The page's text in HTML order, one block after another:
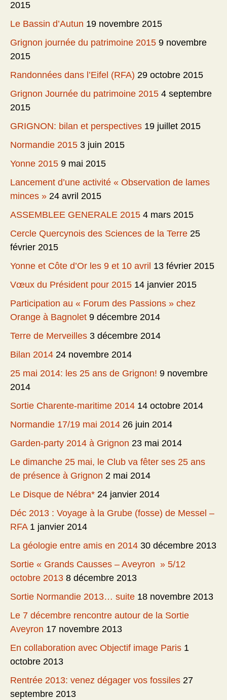
2015
Le Bassin d’Autun 19 novembre 2015
Grignon journée du patrimoine 2015 9 novembre
2015
Randonnées dans l’Eifel (RFA) 29 octobre 2015
Grignon Journée du patrimoine 2015 4 septembre
2015
GRIGNON: bilan et perspectives 19 juillet 2015
Normandie 2015 3 juin 2015
Yonne 2015 9 mai 2015
Lancement d’une activité « Observation de lames
minces » 24 avril 2015
ASSEMBLEE GENERALE 2015 4 mars 2015
Cercle Quercynois des Sciences de la Terre 25
février 2015
Yonne et Côte d’Or les 9 et 10 avril 13 février 2015
Vœux du Président pour 2015 14 janvier 2015
Participation au « Forum des Passions » chez
Orange à Bagnolet 9 décembre 2014
Terre de Merveilles 3 décembre 2014
Bilan 2014 24 novembre 2014
25 mai 2014: les 25 ans de Grignon! 9 novembre
2014
Sortie Charente-maritime 2014 14 octobre 2014
Normandie 17/19 mai 2014 26 juin 2014
Garden-party 2014 à Grignon 23 mai 2014
Le dimanche 25 mai, le Club va fêter ses 25 ans
de présence à Grignon 2 mai 2014
Le Disque de Nébra* 24 janvier 2014
Déc 2013 : Voyage à la Grube (fosse) de Messel –
RFA 1 janvier 2014
La géologie entre amis en 2014 30 décembre 2013
Sortie « Grands Causses – Aveyron » 5/12
octobre 2013 8 décembre 2013
Sortie Normandie 2013… suite 18 novembre 2013
Le 7 décembre rencontre autour de la Sortie
Aveyron 17 novembre 2013
En collaboration avec Objectif image Paris 1
octobre 2013
Rentrée 2013: venez dégager vos fossiles 27
septembre 2013